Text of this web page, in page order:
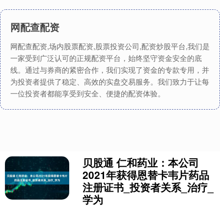
网配查配资
网配查配资,场内股票配资,股票投资公司,配资炒股平台,我们是
一家受到广泛认可的正规配资平台，始终坚守资金安全的底
线。通过与券商的紧密合作，我们实现了资金的专款专用，并
为投资者提供了稳定、高效的实盘交易服务。我们致力于让每
一位投资者都能享受到安全、便捷的配资体验。
贝股通 仁和药业：本公司
2021年获得恩替卡韦片药品
注册证书_投资者关系_治疗_
学为